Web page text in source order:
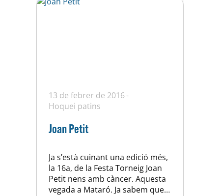
13 de febrer de 2016
Hoquei patins
Joan Petit
Ja s’està cuinant una edició més,
la 16a, de la Festa Torneig Joan
Petit nens amb càncer. Aquesta
vegada a Mataró. Ja sabem que